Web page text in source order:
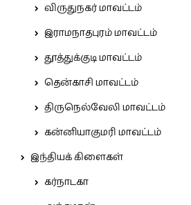
விருதுநகர் மாவட்டம்
இராமநாதபுரம் மாவட்டம்
தூத்துக்குடி மாவட்டம்
தென்காசி மாவட்டம்
திருநெல்வேலி மாவட்டம்
கன்னியாகுமரி மாவட்டம்
இந்தியக் கிளைகள்
கர்நாடகா